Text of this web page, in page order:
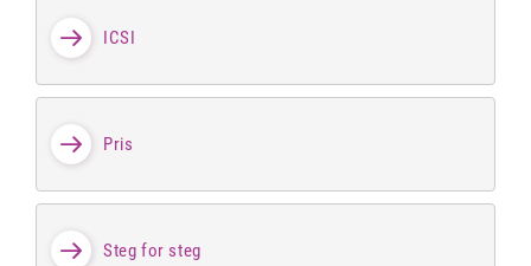
ICSI
Pris
Steg for steg